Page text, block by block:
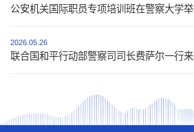
公安机关国际职员专项培训班在警察大学
2026.05.26
联合国和平行动部警察司司长费萨尔一行